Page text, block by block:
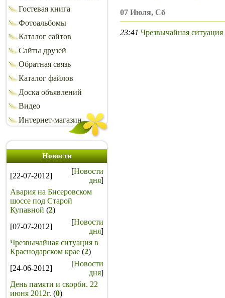
Гостевая книга
Фотоальбомы
Каталог сайтов
Сайты друзей
Обратная связь
Каталог файлов
Доска объявлений
Видео
Интернет-магазин
Новости
[22-07-2012]
[Новости
дня]
Авария на Бисеровском
шоссе под Старой
Купавной (2)
[07-07-2012]
[Новости
дня]
Чрезвычайная ситуация в
Краснодарском крае (2)
[24-06-2012]
[Новости
дня]
День памяти и скорби. 22
июня 2012г. (0)
07 Июля, Сб
23:41 Чрезвычайная